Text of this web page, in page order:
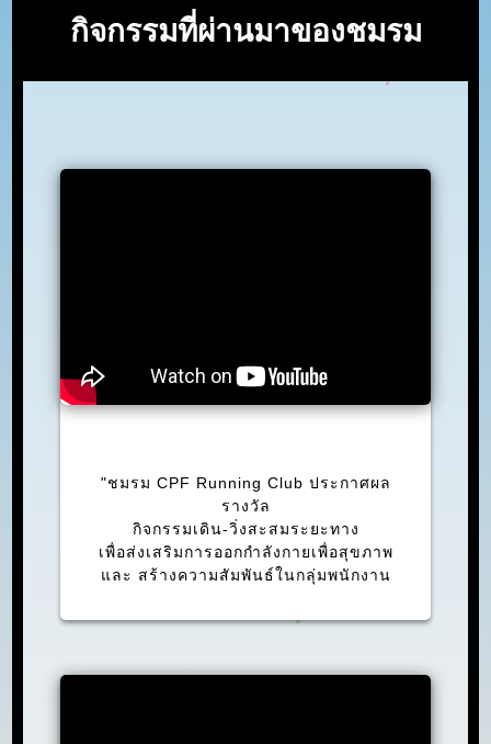
กิจกรรมที่ผ่านมาของชมรม
"ชมรม CPF Running Club ประกาศผล
รางวัล
กิจกรรมเดิน-วิ่งสะสมระยะทาง
เพื่อส่งเสริมการออกกำลังกายเพื่อสุขภาพ
และ สร้างความสัมพันธ์ในกลุ่มพนักงาน